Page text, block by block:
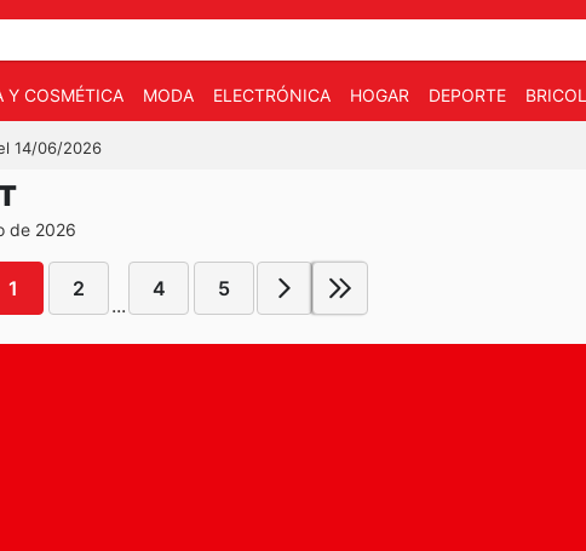
Y COSMÉTICA MODA ELECTRÓNICA HOGAR DEPORTE
14/06/2026
de 2026
1 2
...
4 5